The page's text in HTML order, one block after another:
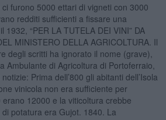
furono 5000 ettari di vigneti con 3000
redditi sufficienti a fissare una
1932, “PER LA TUTELA DEI VINI” DA
MINISTERO DELLA AGRICOLTURA. Il
degli scritti ha ignorato il nome (grave),
Ambulante di Agricoltura di Portoferraio,
Prima dell’800 gli abitanti dell’Isola
vinicola non era sufficiente per
erano 12000 e la viticoltura crebbe
potatura era Gujot. 1840. La